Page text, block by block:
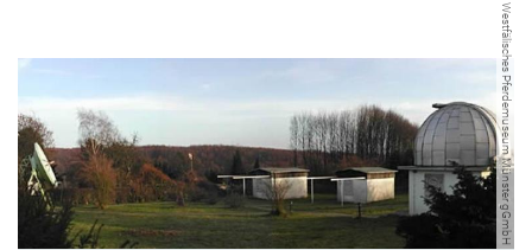
Westfälisches Pferdemuseum Münster gGmbH